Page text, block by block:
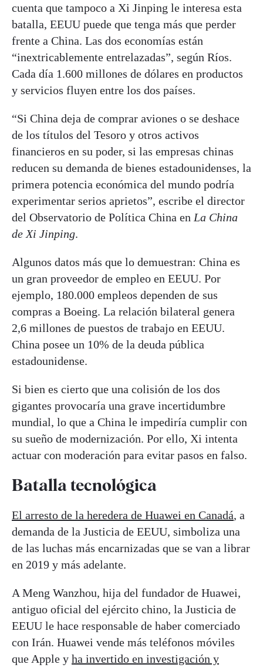
cuenta que tampoco a Xi Jinping le interesa esta
batalla, EEUU puede que tenga más que perder
frente a China. Las dos economías están
“inextricablemente entrelazadas”, según Ríos.
Cada día 1.600 millones de dólares en productos
y servicios fluyen entre los dos países.
“Si China deja de comprar aviones o se deshace
de los títulos del Tesoro y otros activos
financieros en su poder, si las empresas chinas
reducen su demanda de bienes estadounidenses, la
primera potencia económica del mundo podría
experimentar serios aprietos”, escribe el director
del Observatorio de Política China en La China
de Xi Jinping.
Algunos datos más que lo demuestran: China es
un gran proveedor de empleo en EEUU. Por
ejemplo, 180.000 empleos dependen de sus
compras a Boeing. La relación bilateral genera
2,6 millones de puestos de trabajo en EEUU.
China posee un 10% de la deuda pública
estadounidense.
Si bien es cierto que una colisión de los dos
gigantes provocaría una grave incertidumbre
mundial, lo que a China le impediría cumplir con
su sueño de modernización. Por ello, Xi intenta
actuar con moderación para evitar pasos en falso.
Batalla tecnológica
El arresto de la heredera de Huawei en Canadá, a
demanda de la Justicia de EEUU, simboliza una
de las luchas más encarnizadas que se van a librar
en 2019 y más adelante.
A Meng Wanzhou, hija del fundador de Huawei,
antiguo oficial del ejército chino, la Justicia de
EEUU le hace responsable de haber comerciado
con Irán. Huawei vende más teléfonos móviles
que Apple y ha invertido en investigación y